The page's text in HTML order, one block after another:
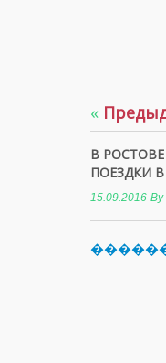
«
В
ПОЕЗДКИ В
15.09.2016 By